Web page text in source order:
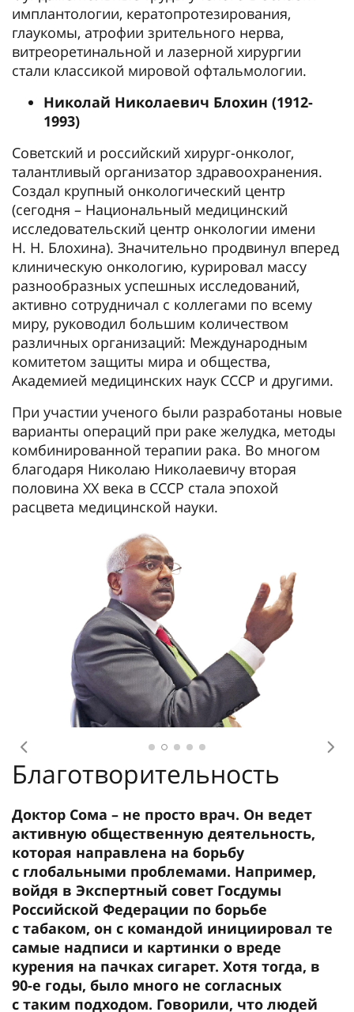
имплантологии, кератопротезирования,
глаукомы, атрофии зрительного нерва,
витреоретинальной и лазерной хирургии
стали классикой мировой офтальмологии.
Николай Николаевич Блохин (1912-
1993)
Советский и российский хирург-онколог,
талантливый организатор здравоохранения.
Создал крупный онкологический центр
(сегодня – Национальный медицинский
исследовательский центр онкологии имени
Н. Н. Блохина). Значительно продвинул вперед
клиническую онкологию, курировал массу
разнообразных успешных исследований,
активно сотрудничал с коллегами по всему
миру, руководил большим количеством
различных организаций: Международным
комитетом защиты мира и общества,
Академией медицинских наук СССР и другими.
При участии ученого были разработаны новые
варианты операций при раке желудка, методы
комбинированной терапии рака. Во многом
благодаря Николаю Николаевичу вторая
половина ХХ века в СССР стала эпохой
расцвета медицинской науки.
Предыдущее
Благотворительность
Доктор Сома – не просто врач. Он ведет
активную общественную деятельность,
которая направлена на борьбу
с глобальными проблемами. Например,
войдя в Экспертный совет Госдумы
Российской Федерации по борьбе
с табаком, он с командой инициировал те
самые надписи и картинки о вреде
курения на пачках сигарет. Хотя тогда, в
90-е годы, было много не согласных
с таким подходом. Говорили, что людей